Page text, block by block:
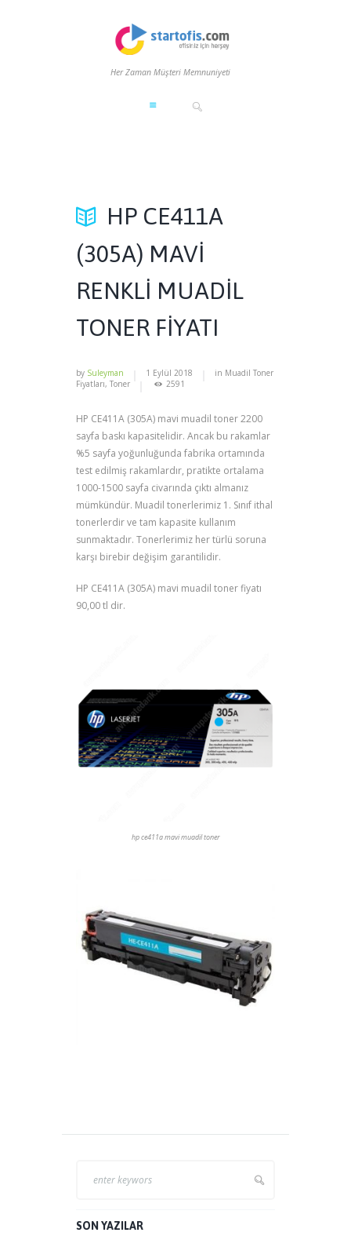
Her Zaman Müşteri Memnuniyeti
HP CE411A
(305A) MAVİ
RENKLİ MUADİL
TONER FİYATI
by Suleyman 1 Eylül 2018 in Muadil Toner
Fiyatları, Toner 2591
HP CE411A (305A) mavi muadil toner 2200
sayfa baskı kapasitelidir. Ancak bu rakamlar
%5 sayfa yoğunluğunda fabrika ortamında
test edilmiş rakamlardır, pratikte ortalama
1000-1500 sayfa civarında çıktı almanız
mümkündür. Muadil tonerlerimiz 1. Sınıf ithal
tonerlerdir ve tam kapasite kullanım
sunmaktadır. Tonerlerimiz her türlü soruna
karşı birebir değişim garantilidir.
HP CE411A (305A) mavi muadil toner fiyatı
90,00 tl dir.
hp ce411a mavi muadil toner
SON YAZILAR